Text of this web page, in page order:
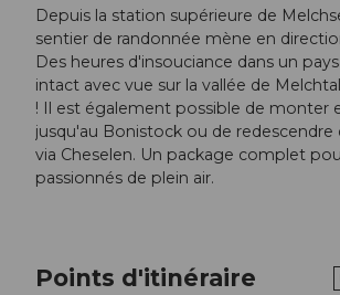
Depuis la station supérieure de
sentier de randonnée mène en
Des heures d'insouciance dans un
intact avec vue sur la vallée de
! Il est également possible de monter
jusqu'au Bonistock ou de redescendre
via Cheselen. Un package complet
passionnés de plein air.
Points d'itinéraire